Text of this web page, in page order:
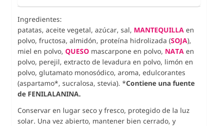
Ingredientes:
patatas, aceite vegetal, azúcar, sal, MANTEQUILLA en
polvo, fructosa, almidón, proteína hidrolizada (SOJA),
miel en polvo, QUESO mascarpone en polvo, NATA en
polvo, perejil, extracto de levadura en polvo, limón en
polvo, glutamato monosódico, aroma, edulcorantes
(aspartamo*, sucralosa, stevia). *Contiene una fuente
de FENILALANINA.
Conservar en lugar seco y fresco, protegido de la luz
solar. Una vez abierto, mantener bien cerrado, y